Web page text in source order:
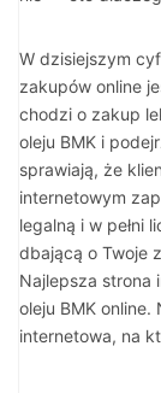
W dzisiejszym
zakupów online
chodzi o zakup
oleju BMK i
sprawiają, że
internetowym
legalną i w pełni
dbającą o Twoje
Najlepsza strona
oleju BMK
internetowa, na